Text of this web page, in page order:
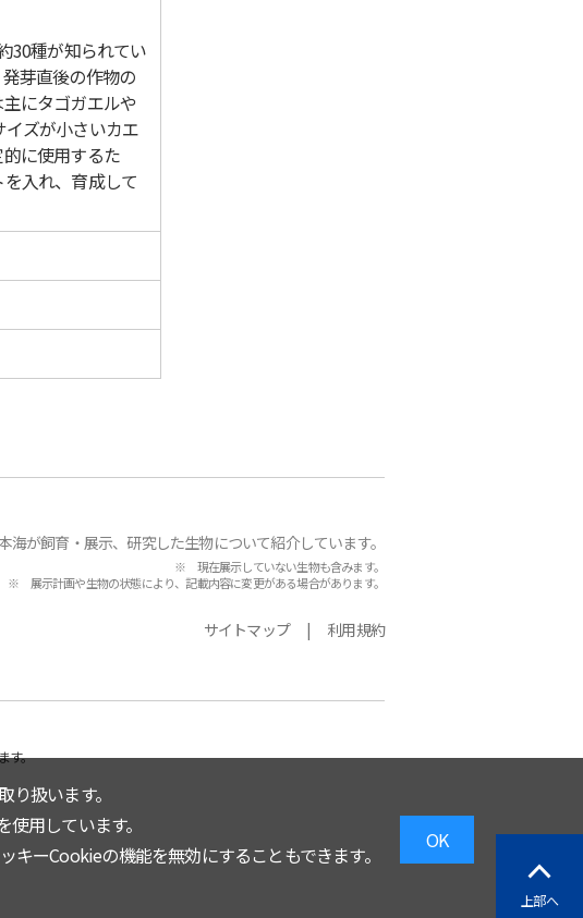
30種が知られてい
芽直後の作物の
にタゴガエルや
ズが小さいカエ
に使用するた
入れ、育成して
海が飼育・展示、研究した生物について紹介しています。
※ 現在展示していない生物も含みます。
※ 展示計画や生物の状態により、記載内容に変更がある場合があります。
サイトマップ 利用規約
す。
上部へ
扱います。
用しています。
ーCookieの機能を無効にすることもできます。
OK